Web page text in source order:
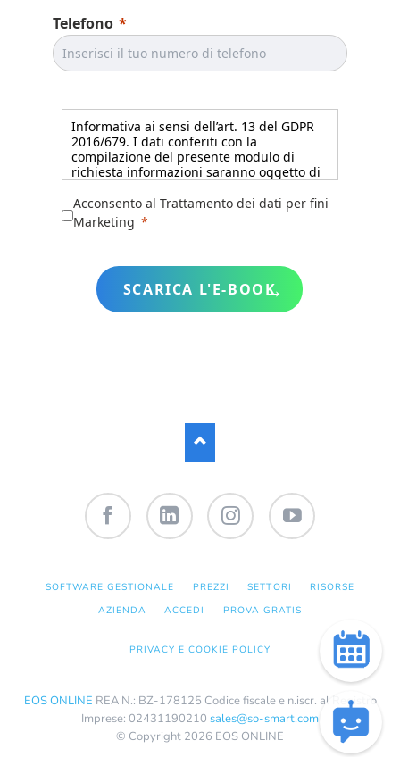
Telefono
Informativa ai sensi dell’art. 13 del GDPR
2016/679. I dati conferiti con la
compilazione del presente modulo di
richiesta informazioni saranno oggetto di
Suoi dati saranno utilizzati esclusivamente
per dare risposta alle sue specifiche
richieste. I Suoi dati potranno essere
pubblicitario e di marketing, non saranno
però comunicati né diffusi a soggetti terzi.
Titolare del trattamento è Gruppo EOS
Solutions, cui potrà rivolgersi per
Acconsento al Trattamento dei dati per fini
Marketing
SCARICA L'E-BOOK
SALTA
NAVIGAZIONE
SOFTWARE GESTIONALE PREZZI SETTORI
RISORSE
AZIENDA
ACCEDI PROVA GRATIS
PRIVACY E COOKIE POLICY
EOS ONLINE REA N.: BZ-178125 Codice fiscale e n.iscr. al Registro
Imprese: 02431190210 sales@so-smart.com
© Copyright 2026 EOS ONLINE